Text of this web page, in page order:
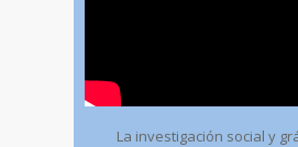
La investigación social y